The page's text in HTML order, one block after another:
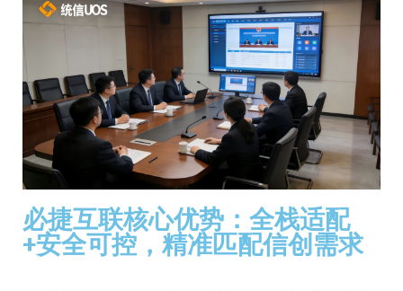
必捷互联核心优势：全栈适配
+安全可控，精准匹配信创需求